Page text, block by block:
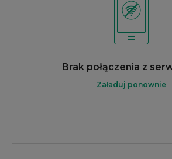
Brak połączenia z
Załaduj ponownie